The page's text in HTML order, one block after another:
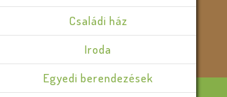
Családi ház
Iroda
Egyedi berendezések